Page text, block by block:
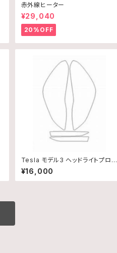
赤外線ヒーター
¥29,040
20%OFF
Tesla モデル3 ヘッドライトプロテ
クション
¥16,000